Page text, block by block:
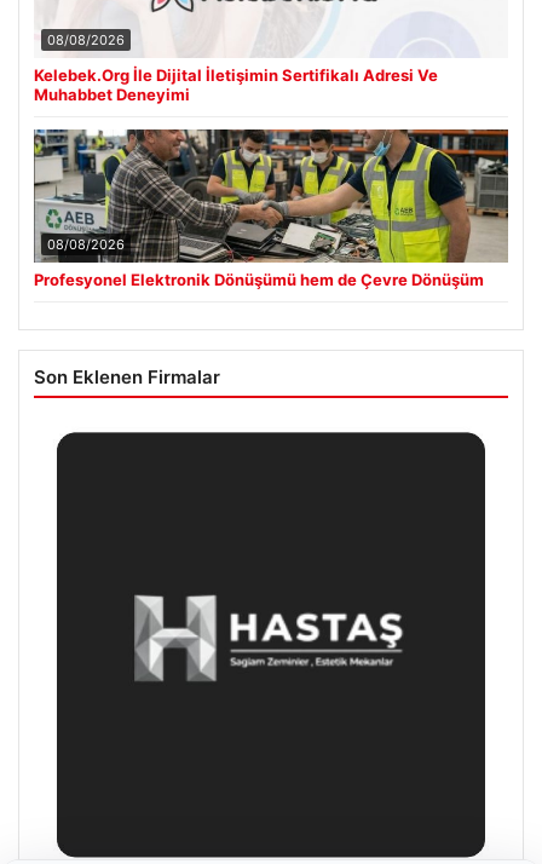
08/08/2026
Kelebek.Org İle Dijital İletişimin Sertifikalı Adresi Ve
Muhabbet Deneyimi
08/08/2026
Profesyonel Elektronik Dönüşümü hem de Çevre Dönüşüm
Son Eklenen Firmalar